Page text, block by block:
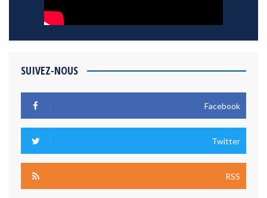
SUIVEZ-NOUS
Facebook
Twitter
RSS